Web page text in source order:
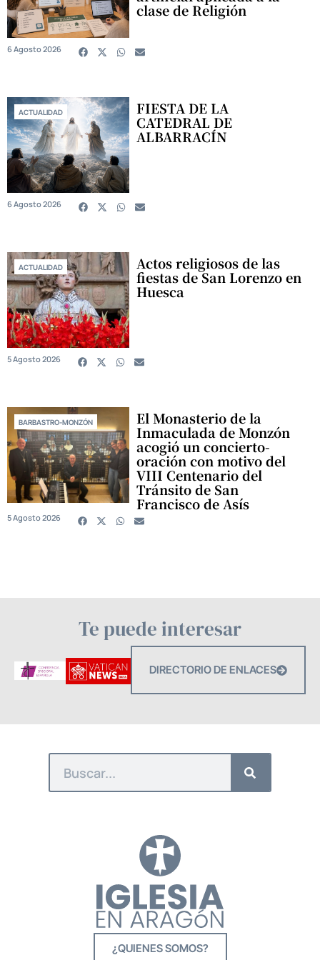
clase de Religión
6 Agosto 2026
ACTUALIDAD FIESTA DE LA
CATEDRAL DE
ALBARRACÍN
6 Agosto 2026
ACTUALIDAD Actos religiosos de las
fiestas de San Lorenzo en
Huesca
5 Agosto 2026
BARBASTRO-MONZÓN El Monasterio de la
Inmaculada de Monzón
acogió un concierto-
oración con motivo del
VIII Centenario del
Tránsito de San
Francisco de Asís
5 Agosto 2026
Te puede interesar
DIRECTORIO DE ENLACES
¿QUIENES SOMOS?